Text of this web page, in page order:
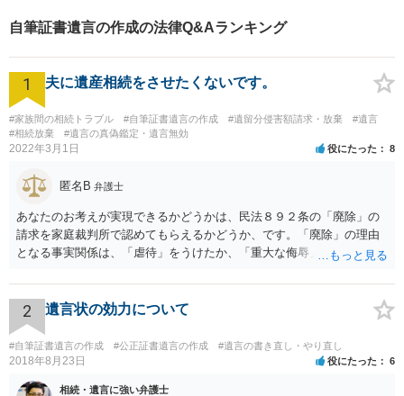
自筆証書遺言の作成の法律Q&Aランキング
1 夫に遺産相続をさせたくないです。
#家族間の相続トラブル #自筆証書遺言の作成 #遺留分侵害額請求・放棄
#遺言
#相続放棄
#遺言の真偽鑑定・遺言無効
2022年3月1日 役にたった 8
匿名B 弁護士
あなたのお考えが実現できるかどうかは、民法８９２条の「廃除」の
請求を家庭裁判所で認めてもらえるかどうか、です。「廃除」の理由
となる事実関係は、「虐待」をうけたか、「重大な侮辱」を受けた
「廃除」は遺言でも可能です（民法８９３条）。 弁護士に具体的な事
情を話して相談して、「廃除」が可能か、実際に法律相談を受けるこ
とをお勧めします。
2 遺言状の効力について
#自筆証書遺言の作成 #公正証書遺言の作成 #遺言の書き直し・やり直し
2018年8月23日 役にたった 6
相続・遺言に強い弁護士